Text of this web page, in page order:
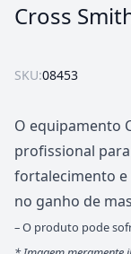
Cross
SKU:08453
O equipamento
profissional
fortalecimento e
no ganho de
– O produto pode